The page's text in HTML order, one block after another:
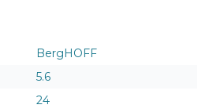
BergHOFF
5.6
24